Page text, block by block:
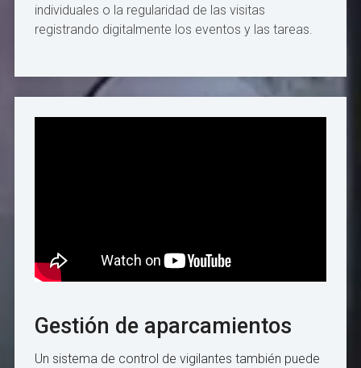
individuales o la regularidad de las visitas
registrando digitalmente los eventos y las tareas.
Gestión de aparcamientos
Un sistema de control de vigilantes también puede